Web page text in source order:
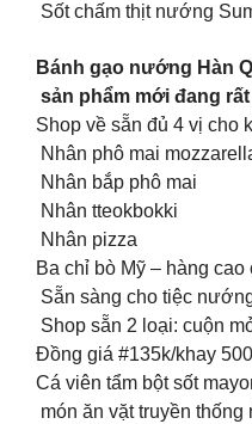
Sốt chấm thịt nướng
Bánh gạo nướng Hàn
sản phẩm mới đang
Shop về sẵn đủ 4 vị cho
Nhân phô mai
Nhân bắp phô mai
Nhân tteokbokki
Nhân pizza
Ba chỉ bò Mỹ – hàng cao
Sẵn sàng cho tiệc
Shop sẵn 2 loại: cuộn
Đồng giá #135k/khay
Cá viên tẩm bột sốt
món ăn vặt truyền